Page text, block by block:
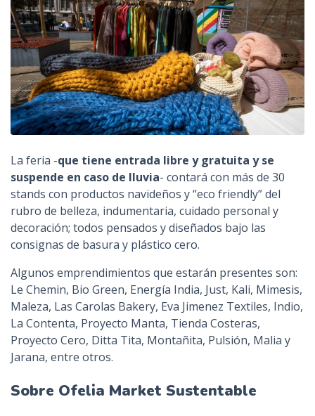
La feria -que tiene entrada libre y gratuita y se
suspende en caso de lluvia- contará con más de 30
stands con productos navideños y “eco friendly” del
rubro de belleza, indumentaria, cuidado personal y
decoración; todos pensados y diseñados bajo las
consignas de basura y plástico cero.
Algunos emprendimientos que estarán presentes son:
Le Chemin, Bio Green, Energía India, Just, Kali, Mimesis,
Maleza, Las Carolas Bakery, Eva Jimenez Textiles, Indio,
La Contenta, Proyecto Manta, Tienda Costeras,
Proyecto Cero, Ditta Tita, Montañita, Pulsión, Malia y
Jarana, entre otros.
Sobre Ofelia Market Sustentable